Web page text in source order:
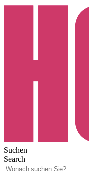
Suchen
Search